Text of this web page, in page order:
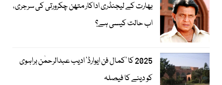
بھارت کے لیجنڈری اداکار متھن چکرورتی کی سرجری،
اب حالت کیسی ہے؟
2025 کا ’کمال فن ایوارڈ‘ ادیب عبدالرحمٰن براہوی
کو دینے کا فیصلہ